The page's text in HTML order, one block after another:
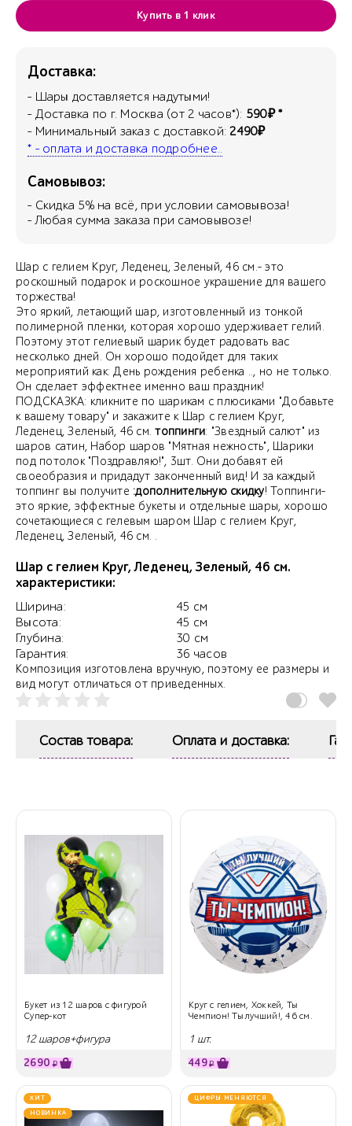
Купить в 1 клик
Доставка:
- Шары доставляется надутыми!
- Доставка по г. Москва (от 2 часов*): 590₽ *
- Минимальный заказ с доставкой:2490₽
* - оплата и доставка подробнее..
Самовывоз:
- Скидка 5% на всё, при условии самовывоза!
- Любая сумма заказа при самовывозе!
Шар с гелием Круг, Леденец, Зеленый, 46 см.- это
роскошный подарок и роскошное украшение для вашего
торжества!
Это яркий, летающий шар, изготовленный из тонкой
полимерной пленки, которая хорошо удерживает гелий.
Поэтому этот гелиевый шарик будет радовать вас
несколько дней. Он хорошо подойдет для таких
мероприятий как: День рождения ребенка .., но не только.
Он сделает эффектнее именно ваш праздник!
ПОДСКАЗКА: кликните по шарикам с плюсиками "Добавьте
к вашему товару" и закажите к Шар с гелием Круг,
Леденец, Зеленый, 46 см.топпинги: "Звездный салют" из
шаров сатин, Набор шаров "Мятная нежность", Шарики
под потолок "Поздравляю!", 3шт. Они добавят ей
своеобразия и придадут законченный вид! И за каждый
топпинг вы получите :дополнительную скидку! Топпинги-
это яркие, эффектные букеты и отдельные шары, хорошо
сочетающиеся с гелевым шаром Шар с гелием Круг,
Леденец, Зеленый, 46 см. .
Шар с гелием Круг, Леденец, Зеленый, 46 см.
характеристики:
Ширина:
Высота:
Глубина:
Гарантия:
45 см
45 см
30 см
36 часов
Композиция изготовлена вручную, поэтому ее размеры и
вид могут отличаться от приведенных.
Состав товара: Оплата и доставка:
Букет из 12 шаров с фигурой
Супер-кот
12 шаров+фигура
2690 ₽
Круг с гелием, Хоккей, Ты
Чемпион! Ты лучший!, 46 см.
1 шт.
449₽
ХИТ
НОВИНКА
ЦИФРЫ МЕНЯЮТСЯ